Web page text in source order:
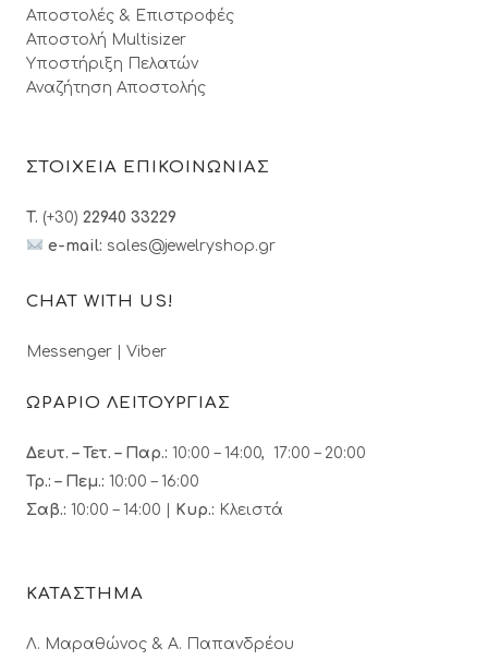
Αποστολές & Επιστροφές
Αποστολή Multisizer
Υποστήριξη Πελατών
Αναζήτηση Αποστολής
ΣΤΟΙΧΕΙΑ ΕΠΙΚΟΙΝΩΝΙΑΣ
T. (+30) 22940 33229
e-mail: sales@jewelryshop.gr
CHAT WITH US!
Messenger Viber
ΩΡΑΡΙΟ ΛΕΙΤΟΥΡΓΙΑΣ
Δευτ. – Τετ. – Παρ.: 10:00 – 14:00, 17:00 – 20:00
Τρ.: – Πεμ.: 10:00 – 16:00
Σαβ.: 10:00 – 14:00 | Κυρ.: Κλειστά
ΚΑΤΑΣΤΗΜΑ
Λ. Μαραθώνος & A. Παπανδρέου